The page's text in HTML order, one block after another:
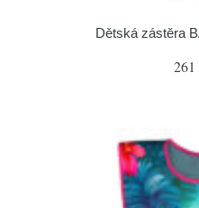
Dětská zástěra